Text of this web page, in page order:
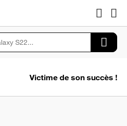
Victime de son succès !